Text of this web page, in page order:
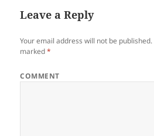
Leave a Reply
Your email address will not be published.
marked*
COMMENT